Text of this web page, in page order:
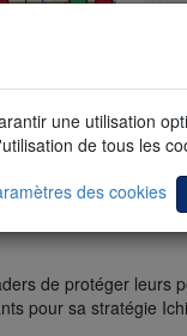
de protéger leurs
pour sa stratégie
une utilisation
de tous les
des cookies